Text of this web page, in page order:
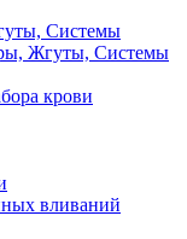
Системы
Жгуты, Системы
крови
вливаний